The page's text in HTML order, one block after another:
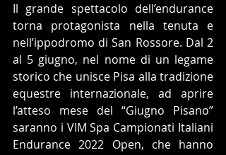
Il grande spettacolo dell’endurance
torna protagonista nella tenuta e
nell’ippodromo di San Rossore. Dal 2
al 5 giugno, nel nome di un legame
storico che unisce Pisa alla tradizione
equestre internazionale, ad aprire
l’atteso mese del “Giugno Pisano”
saranno i VIM Spa Campionati Italiani
Endurance 2022 Open, che hanno